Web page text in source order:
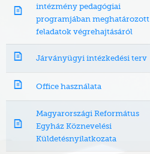
intézmény pedagógiai
programjában meghatározott
feladatok végrehajtásáról
Járványügyi intézkedési terv
Office használata
Magyarországi Református
Egyház Köznevelési
Küldetésnyilatkozata